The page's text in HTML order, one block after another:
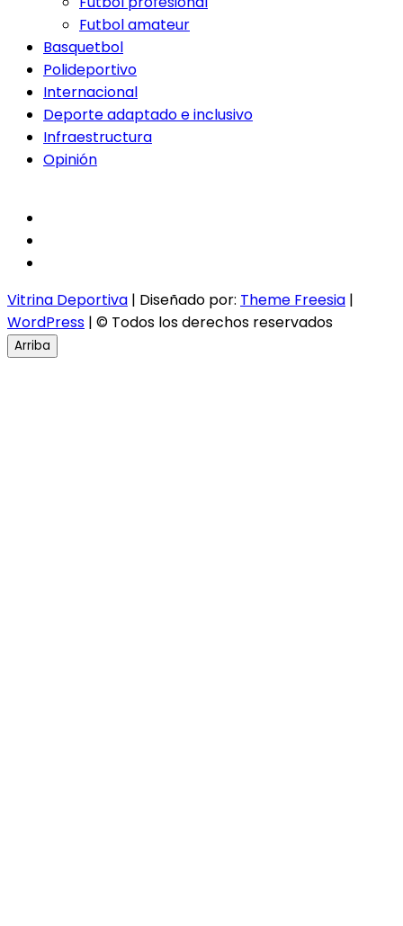
Futbol amateur
Basquetbol
Polideportivo
Internacional
Deporte adaptado e inclusivo
Infraestructura
Opinión
Vitrina Deportiva | Diseñado por: Theme Freesia |
WordPress | © Todos los derechos reservados
Arriba